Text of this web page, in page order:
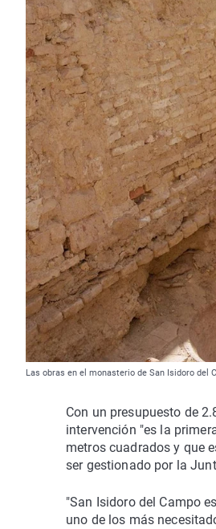
Las obras en el monasterio de San Isidoro del
Con un presupuesto de
intervención "es la
metros cuadrados y que
ser gestionado por la
"San Isidoro del Campo
uno de los más